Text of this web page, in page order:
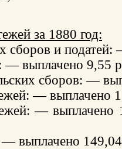
за 1880 год:
сборов и
выплачено 9,55
сборов: —
— выплачено
— выплачено
выплачено